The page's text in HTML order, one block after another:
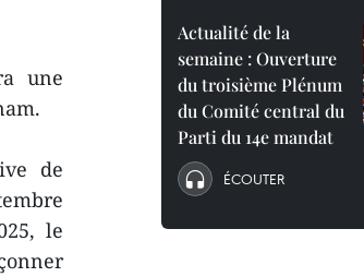
une
de
le
Actualité de la
semaine : Ouverture
du troisième Plénum
du Comité central du
Parti du 14e mandat
ÉCOUTER